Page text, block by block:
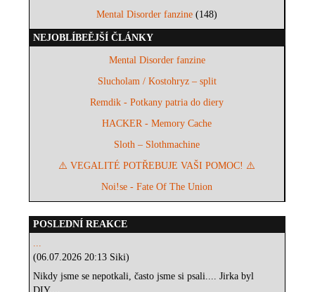
Mental Disorder fanzine (148)
NEJOBLÍBEĚJŠÍ ČLÁNKY
Mental Disorder fanzine
Slucholam / Kostohryz – split
Remdik - Potkany patria do diery
HACKER - Memory Cache
Sloth – Slothmachine
⚠️ VEGALITÉ POTŘEBUJE VAŠI POMOC! ⚠️
Noi!se - Fate Of The Union
POSLEDNÍ REAKCE
...
(06.07.2026 20:13 Siki)
Nikdy jsme se nepotkali, často jsme si psali.... Jirka byl